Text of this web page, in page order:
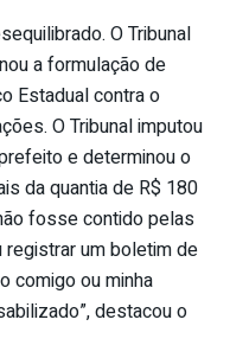
O Tribunal
a formulação de
Estadual contra o
O Tribunal imputou
e determinou o
da quantia de R$ 180
fosse contido pelas
registrar um boletim de
comigo ou minha
destacou o